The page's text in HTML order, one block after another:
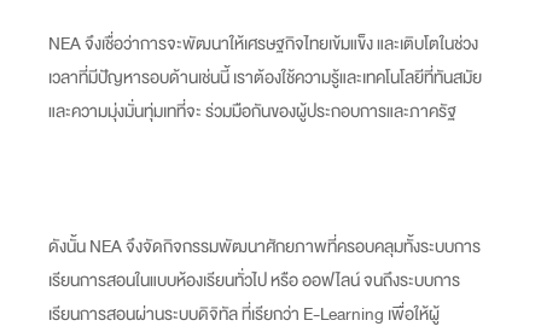
NEA จึงเชื่อว่าการจะพัฒนาให้เศรษฐกิจไทยเข้มแข็ง และเติบโตในช่วง
เวลาที่มีปัญหารอบด้านเช่นนี้ เราต้องใช้ความรู้และเทคโนโลยีที่ทันสมัย
และความมุ่งมั่นทุ่มเทที่จะ ร่วมมือกันของผู้ประกอบการและภาครัฐ
ดังนั้น NEA จึงจัดกิจกรรมพัฒนาศักยภาพที่ครอบคลุมทั้งระบบการ
เรียนการสอนในแบบห้องเรียนทั่วไป หรือ ออฟไลน์ จนถึงระบบการ
เรียนการสอนผ่านระบบดิจิทัล ที่เรียกว่า E-Learning เพื่อให้ผู้